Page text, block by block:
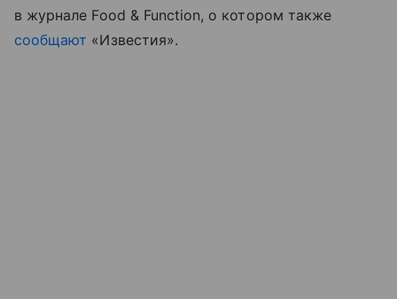
в журнале Food & Function, о котором также
сообщают «Известия».